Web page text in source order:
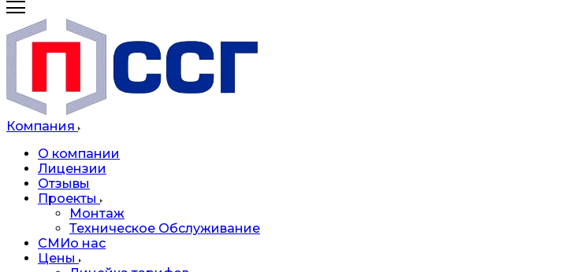
Компания
О компании
Лицензии
Отзывы
Проекты
Монтаж
Техническое Обслуживание
СМИо нас
Цены